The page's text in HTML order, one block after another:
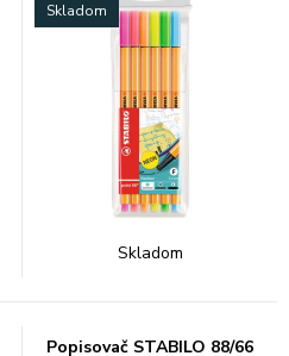
Skladom
Skladom
Popisovač STABILO 88/66